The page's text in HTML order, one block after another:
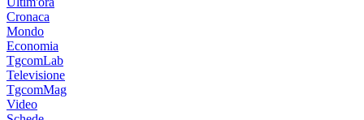
Cronaca
Mondo
Economia
TgcomLab
Televisione
TgcomMag
Video